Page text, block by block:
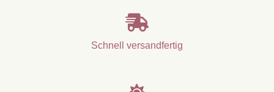

Schnell versandfertig